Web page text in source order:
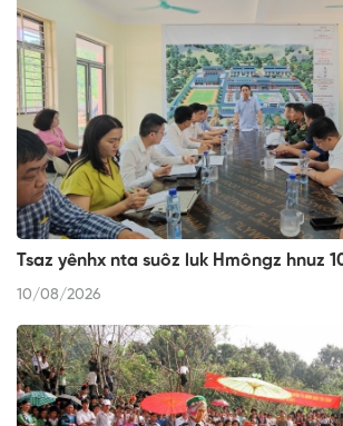
Tsaz yênhx nta suôz luk Hmôngz hnuz
10/08/2026